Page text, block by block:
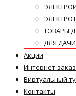
ТОВАРЫ
ДЛЯ
Акции
Интернет-
Виртуальный
Контакты